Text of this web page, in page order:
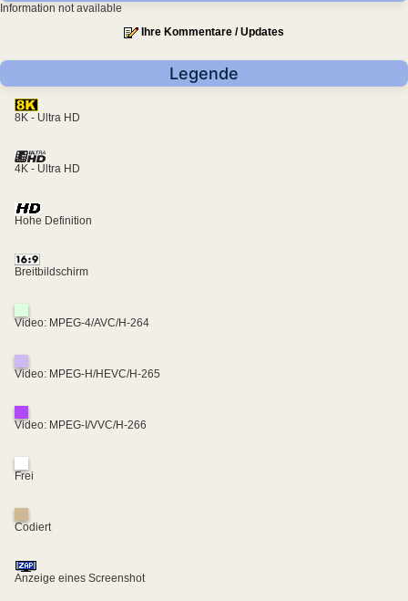
Information not available
Ihre Kommentare / Updates
Legende
8K - Ultra HD
4K - Ultra HD
Hohe Definition
Breitbildschirm
Video: MPEG-4/AVC/H-264
Video: MPEG-H/HEVC/H-265
Video: MPEG-I/VVC/H-266
Frei
Codiert
Anzeige eines Screenshot